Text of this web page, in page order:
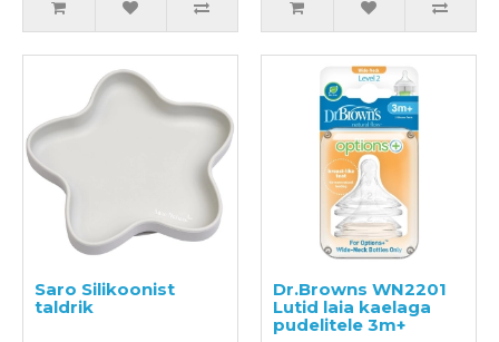
Saro Silikoonist
taldrik
Dr.Browns WN2201
Lutid laia kaelaga
pudelitele 3m+